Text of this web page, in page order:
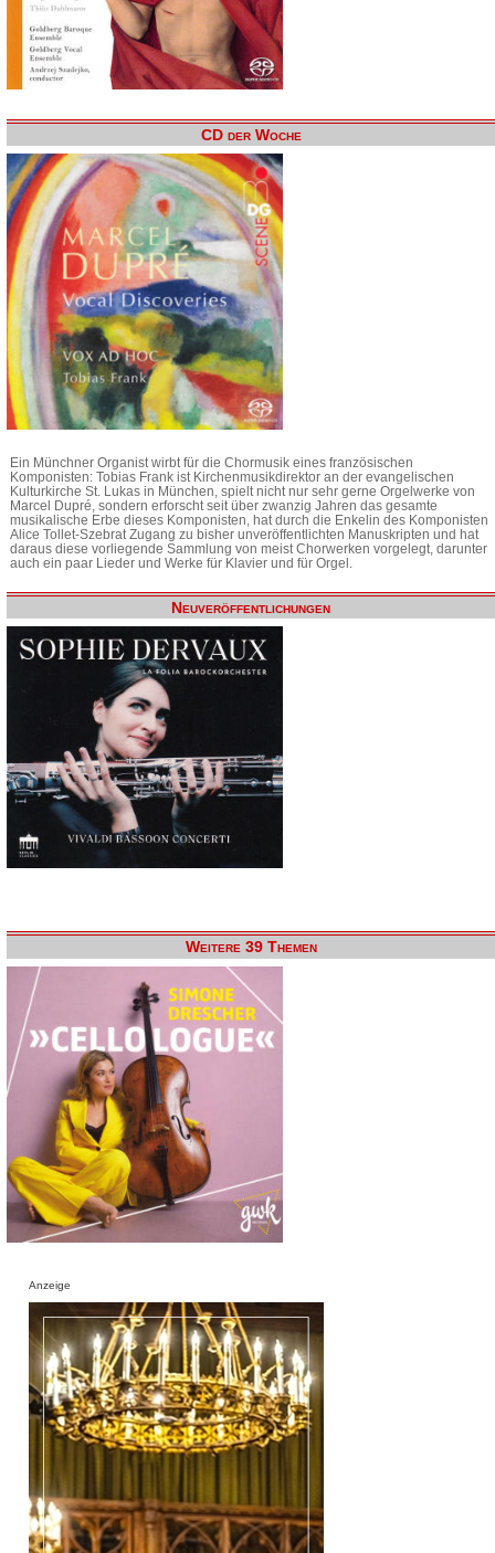
CD der Woche
Ein Münchner Organist wirbt für die Chormusik eines französischen
Komponisten: Tobias Frank ist Kirchenmusikdirektor an der evangelischen
Kulturkirche St. Lukas in München, spielt nicht nur sehr gerne Orgelwerke von
Marcel Dupré, sondern erforscht seit über zwanzig Jahren das gesamte
musikalische Erbe dieses Komponisten, hat durch die Enkelin des Komponisten
Alice Tollet-Szebrat Zugang zu bisher unveröffentlichten Manuskripten und hat
daraus diese vorliegende Sammlung von meist Chorwerken vorgelegt, darunter
auch ein paar Lieder und Werke für Klavier und für Orgel.
Neuveröffentlichungen
Weitere 39 Themen
Anzeige